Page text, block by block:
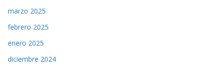
marzo 2025
febrero 2025
enero 2025
diciembre 2024